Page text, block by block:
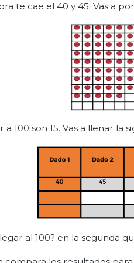
te cae el 40 y 45. Vas a
100 son 15. Vas a llenar la
al 100? en la segunda